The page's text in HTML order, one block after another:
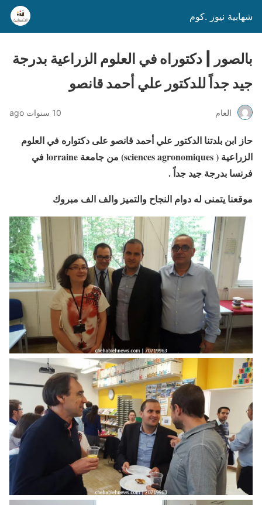
شهابية نيوز .كوم
بالصور | دكتوراه في العلوم الزراعية بدرجة
جيد جداً للدكتور علي أحمد قانصو
العام 10 سنوات ago
حاز ابن بلدتنا الدكتور علي أحمد قانصو على دكتواره في العلوم
الزراعية ( sciences agronomiques) من جامعة lorraine في
فرنسا بدرجة جيد جداً .
موقعنا يتمنى له دوام النجاح والتميز والف الف مبروك